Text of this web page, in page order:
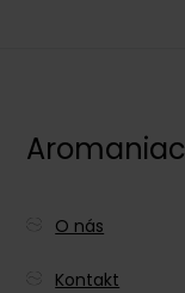
Aromaniac
O nás
Kontakt